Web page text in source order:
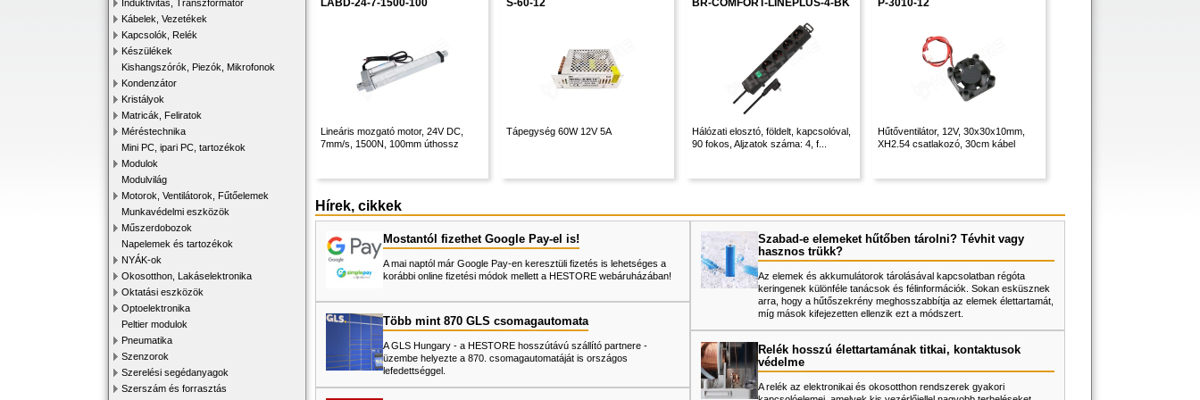
Induktivitás, Transzformátor
Kábelek, Vezetékek
Kapcsolók, Relék
Készülékek
Kishangszórók, Piezók, Mikrofonok
Kondenzátor
Kristályok
Matricák, Feliratok
Méréstechnika
Mini PC, ipari PC, tartozékok
Modulok
Modulvilág
Motorok, Ventilátorok, Fűtőelemek
Munkavédelmi eszközök
Műszerdobozok
Napelemek és tartozékok
NYÁK-ok
Okosotthon, Lakáselektronika
Oktatási eszközök
Optoelektronika
Peltier modulok
Pneumatika
Szenzorok
Szerelési segédanyagok
Szerszám és forrasztás
LABD-24-7-1500-100
Lineáris mozgató motor, 24V DC,
7mm/s, 1500N, 100mm úthossz
S-60-12
Tápegység 60W 12V 5A
BR-COMFORT-LINEPLUS-4-BK
Hálózati elosztó, földelt, kapcsolóval,
90 fokos, Aljzatok száma: 4, f...
P-3010-12
Hűtőventilátor, 12V, 30x30x10mm,
XH2.54 csatlakozó, 30cm kábel
Hírek, cikkek
Mostantól fizethet Google Pay-el is!
A mai naptól már Google Pay-en keresztüli fizetés is lehetséges a
korábbi online fizetési módok mellett a HESTORE webáruházában!
Több mint 870 GLS csomagautomata
A GLS Hungary - a HESTORE hosszútávú szállító partnere -
üzembe helyezte a 870. csomagautomatáját is országos
lefedettséggel.
Szabad-e elemeket hűtőben tárolni? Tévhit vagy
hasznos trükk?
Az elemek és akkumulátorok tárolásával kapcsolatban régóta
keringenek különféle tanácsok és félinformációk. Sokan esküsznek
arra, hogy a hűtőszekrény meghosszabbítja az elemek élettartamát,
míg mások kifejezetten ellenzik ezt a módszert.
Relék hosszú élettartamának titkai, kontaktusok
védelme
A relék az elektronikai és okosotthon rendszerek gyakori